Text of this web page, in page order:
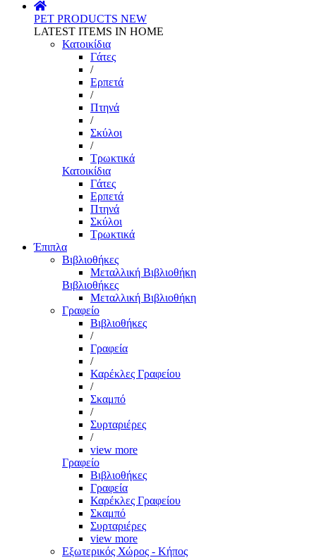
PET PRODUCTS NEW
LATEST ITEMS IN HOME
Κατοικίδια
Γάτες
/
Ερπετά
/
Πτηνά
/
Σκύλοι
/
Τρωκτικά
Κατοικίδια
Γάτες
Ερπετά
Πτηνά
Σκύλοι
Τρωκτικά
Έπιπλα
Βιβλιοθήκες
Μεταλλική Βιβλιοθήκη
Βιβλιοθήκες
Μεταλλική Βιβλιοθήκη
Γραφείο
Βιβλιοθήκες
/
Γραφεία
/
Καρέκλες Γραφείου
/
Σκαμπό
/
Συρταριέρες
/
view more
Γραφείο
Βιβλιοθήκες
Γραφεία
Καρέκλες Γραφείου
Σκαμπό
Συρταριέρες
view more
Εξωτερικός Χώρος - Κήπος